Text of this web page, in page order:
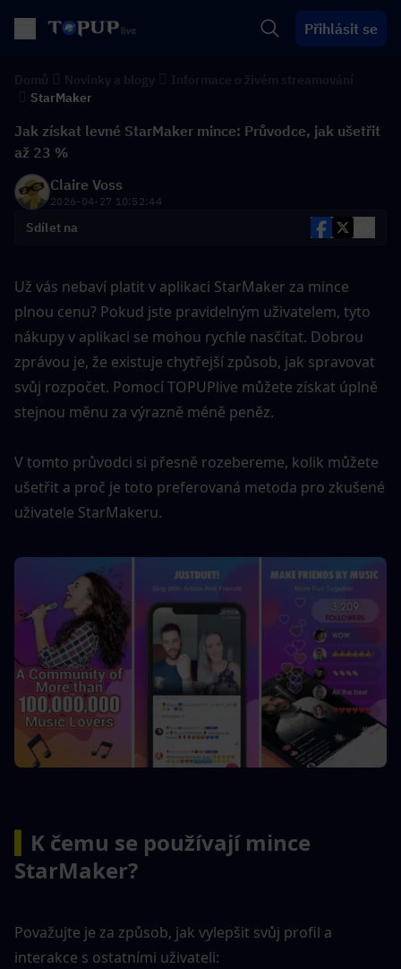
Přihlásit se
StarMaker
Jak získat levné StarMaker mince: Průvodce, jak ušetřit
až 23 %
Claire Voss
2026-04-27 10:52:44
Sdílet na
Už vás nebaví platit v aplikaci StarMaker za mince
plnou cenu? Pokud jste pravidelným uživatelem, tyto
nákupy v aplikaci se mohou rychle nasčítat. Dobrou
zprávou je, že existuje chytřejší způsob, jak spravovat
svůj rozpočet. Pomocí TOPUPlive můžete získat úplně
stejnou měnu za výrazně méně peněz.
V tomto průvodci si přesně rozebereme, kolik můžete
ušetřit a proč je toto preferovaná metoda pro zkušené
uživatele StarMakeru.
K čemu se používají mince
StarMaker?
Považujte je za způsob, jak vylepšit svůj profil a
interakce s ostatními uživateli: